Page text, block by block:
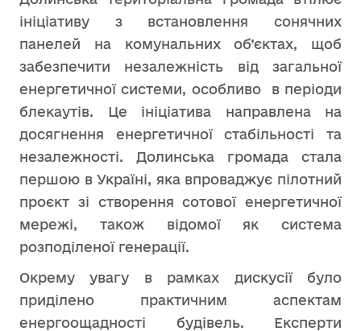
ініціативу з встановлення сонячних
панелей на комунальних об’єктах, щоб
забезпечити незалежність від загальної
енергетичної системи, особливо в періоди
блекаутів. Це ініціатива направлена на
досягнення енергетичної стабільності та
незалежності. Долинська громада стала
першою в Україні, яка впроваджує пілотний
проєкт зі створення сотової енергетичної
мережі, також відомої як система
розподіленої генерації.
Окрему увагу в рамках дискусії було
приділено практичним аспектам
енергоощадності будівель. Експерти